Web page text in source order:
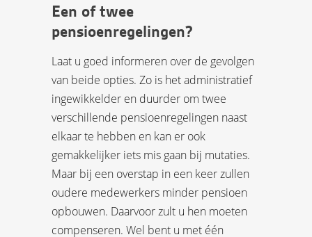
Een of twee
pensioenregelingen?
Laat u goed informeren over de gevolgen
van beide opties. Zo is het administratief
ingewikkelder en duurder om twee
verschillende pensioenregelingen naast
elkaar te hebben en kan er ook
gemakkelijker iets mis gaan bij mutaties.
Maar bij een overstap in een keer zullen
oudere medewerkers minder pensioen
opbouwen. Daarvoor zult u hen moeten
compenseren. Wel bent u met één